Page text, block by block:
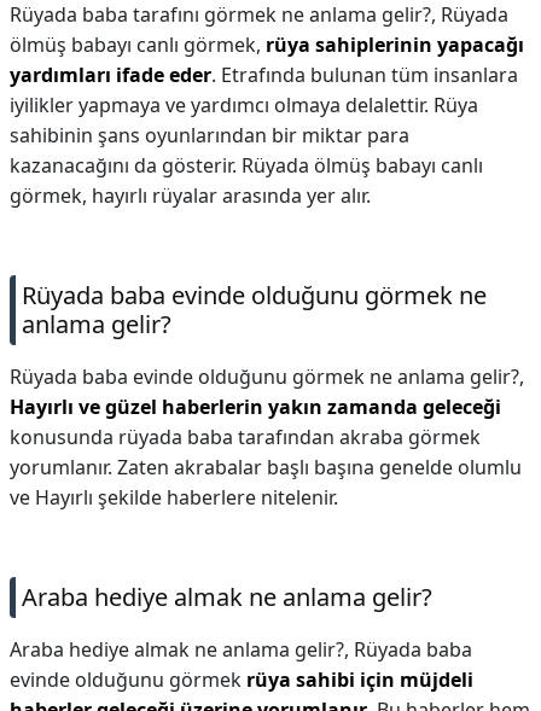
Rüyada baba tarafını görmek ne anlama gelir?, Rüyada
ölmüş babayı canlı görmek, rüya sahiplerinin yapacağı
yardımları ifade eder. Etrafında bulunan tüm insanlara
iyilikler yapmaya ve yardımcı olmaya delalettir. Rüya
sahibinin şans oyunlarından bir miktar para
kazanacağını da gösterir. Rüyada ölmüş babayı canlı
görmek, hayırlı rüyalar arasında yer alır.
Rüyada baba evinde olduğunu görmek ne
anlama gelir?
Rüyada baba evinde olduğunu görmek ne anlama gelir?,
Hayırlı ve güzel haberlerin yakın zamanda geleceği
konusunda rüyada baba tarafından akraba görmek
yorumlanır. Zaten akrabalar başlı başına genelde olumlu
ve Hayırlı şekilde haberlere nitelenir.
Araba hediye almak ne anlama gelir?
Araba hediye almak ne anlama gelir?, Rüyada baba
evinde olduğunu görmek rüya sahibi için müjdeli